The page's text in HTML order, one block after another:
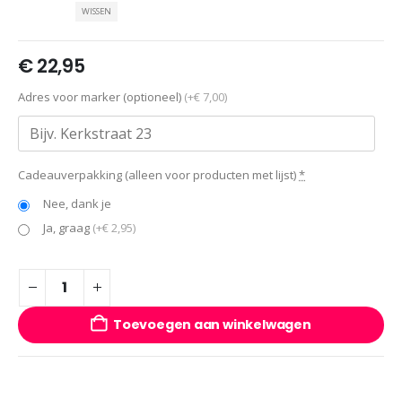
WISSEN
€22,95
Adres voor marker (optioneel) (+€ 7,00)
Cadeauverpakking (alleen voor producten met lijst)*
Nee, dank je
Ja, graag (+€ 2,95)
Toevoegen aan winkelwagen